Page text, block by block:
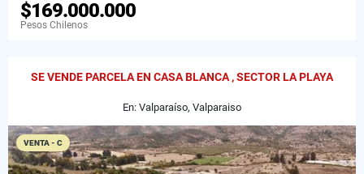
$169.000.000
Pesos Chilenos
SE VENDE PARCELA EN CASA BLANCA , SECTOR LA PLAYA
En: Valparaíso, Valparaiso
VENTA - C